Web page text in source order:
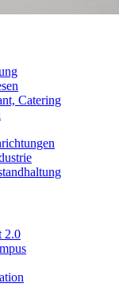
Catering
2.0